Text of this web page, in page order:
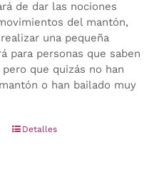
de dar las nociones
del mantón,
una pequeña
para personas que saben
que quizás no han
o han bailado muy
Detalles